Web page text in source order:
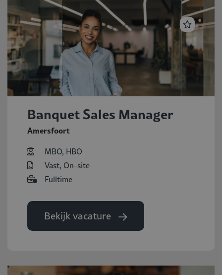
Banquet Sales Manager
Amersfoort
MBO, HBO
Vast, On-site
Fulltime
Bekijk vacature